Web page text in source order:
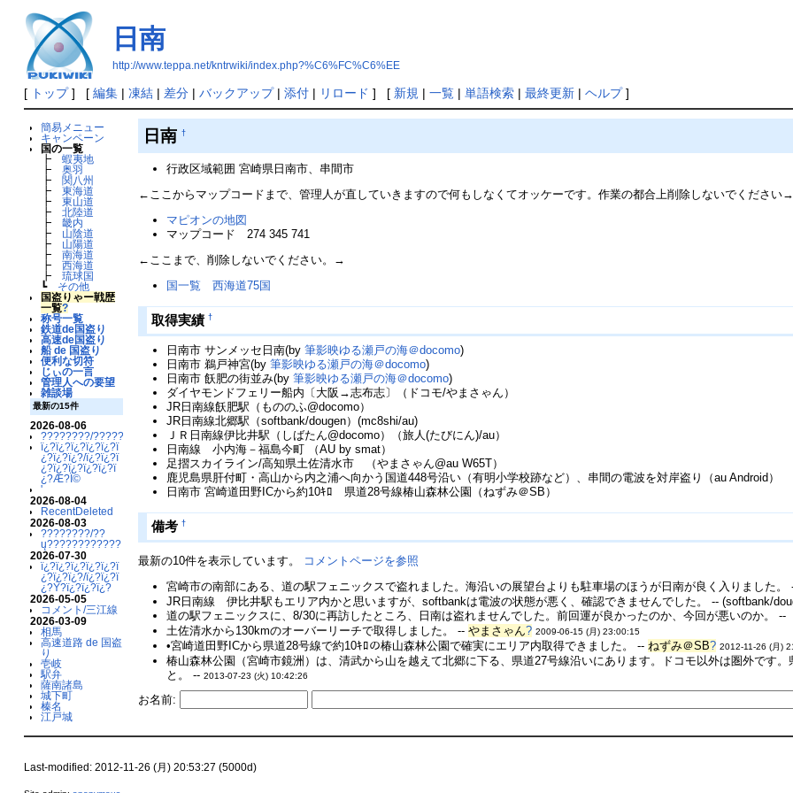
日南
http://www.teppa.net/kntrwiki/index.php?%C6%FC%C6%EE
[ トップ] [ 編集| 凍結| 差分| バックアップ| 添付| リロード ] [ 新規 | 一覧| 単語検索| 最終更新| ヘルプ]
簡易メニュー
キャンペーン
国の一覧
┣ 蝦夷地
┣ 奥羽
┣
関八州
┣ 東海道
┣ 東山道
┣ 北陸道
┣ 畿内
┣
山陰道
┣
山陽道
┣ 南海道
┣ 西海道
┣ 琉球国
┗
その他
国盗りゃー戦歴
一覧?
称号一覧
鉄道de国盗り
高速de国盗り
船 de 国盗り
便利な切符
じぃの一言
管理人への要望
雑談場
最新の15件
2026-08-06
????????/??????????
ï¿?ï¿?ï¿?ï¿?ï¿?ï
¿?ï¿?ï¿?/ï¿?ï¿?ï
¿?ï¿?ï¿?ï¿?ï¿?ï
¿?Æ?Ï©
'
2026-08-04
RecentDeleted
2026-08-03
????????/??
ų????????????
2026-07-30
ï¿?ï¿?ï¿?ï¿?ï¿?ï
¿?ï¿?ï¿?/ï¿?ï¿?ï
¿?Ý?ï¿?ï¿?ï¿?
2026-05-05
コメント/三江線
2026-03-09
相馬
高速道路 de 国盗
り
壱岐
駅弁
薩南諸島
城下町
榛名
江戸城
日南†
行政区域範囲 宮崎県日南市、串間市
←ここからマップコードまで、管理人が直していきますので何もしなくてオッケーです。作業の都合上削除しないでください
マピオンの地図
マップコード 274 345 741
←ここまで、削除しないでください。→
国一覧 西海道75国
取得実績 †
日南市 サンメッセ日南(by筆影映ゆる瀬戸の海＠docomo)
日南市 鵜戸神宮(by筆影映ゆる瀬戸の海＠docomo)
日南市 飫肥の街並み(by筆影映ゆる瀬戸の海＠docomo)
ダイヤモンドフェリー船内〔大阪→志布志〕（ドコモ/やまさゃん）
JR日南線飫肥駅（もののふ@docomo）
JR日南線北郷駅（softbank/dougen）(mc8shi/au)
ＪＲ日南線伊比井駅（しばたん@docomo）（旅人(たびにん)/au）
日南線 小内海－福島今町 （AU by smat）
足摺スカイライン/高知県土佐清水市 （やまさゃん@au W65T）
鹿児島県肝付町・高山から内之浦へ向かう国道448号沿い（有明小学校跡など）、串間の電波を対岸盗り（au Android）
日南市 宮崎道田野ICから約10ｷﾛ 県道28号線椿山森林公園（ねずみ＠SB）
備考 †
最新の10件を表示しています。
コメントページを参照
宮崎市の南部にある、道の駅フェニックスで盗れました。海沿いの展望台よりも駐車場のほうが日南が良く入りました
JR日南線 伊比井駅もエリア内かと思いますが、softbankは電波の状態が悪く、確認できませんでした。 -- (softbank/
道の駅フェニックスに、8/30に再訪したところ、日南は盗れませんでした。前回運が良かったのか、今回が悪いのか。
土佐清水から130kmのオーバーリーチで取得しました。 --やまさゃん? 2009-06-15 (月) 23:00:15
•宮崎道田野ICから県道28号線で約10ｷﾛの椿山森林公園で確実にエリア内取得できました。 --ねずみ＠SB? 2012-11-26 (月)
椿山森林公園（宮崎市鏡洲）は、清武から山を越えて北郷に下る、県道27号線沿いにあります。ドコモ以外は圏外です
と。 --2013-07-23 (火) 10:42:26
お名前:
Last-modified: 2012-11-26 (月) 20:53:27 (5000d)